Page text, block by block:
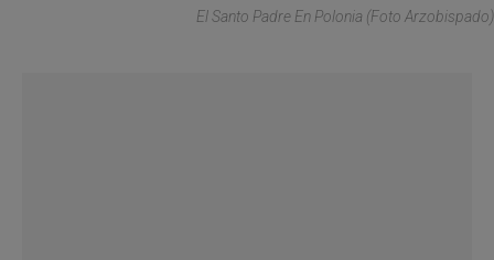
El Santo Padre En Polonia (Foto Arzobispado)